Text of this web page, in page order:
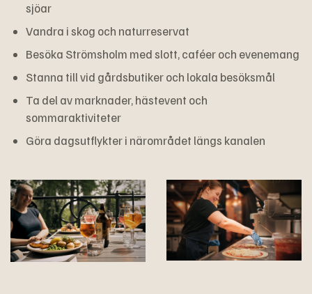
sjöar
Vandra i skog och naturreservat
Besöka Strömsholm med slott, caféer och evenemang
Stanna till vid gårdsbutiker och lokala besöksmål
Ta del av marknader, hästevent och
sommaraktiviteter
Göra dagsutflykter i närområdet längs kanalen